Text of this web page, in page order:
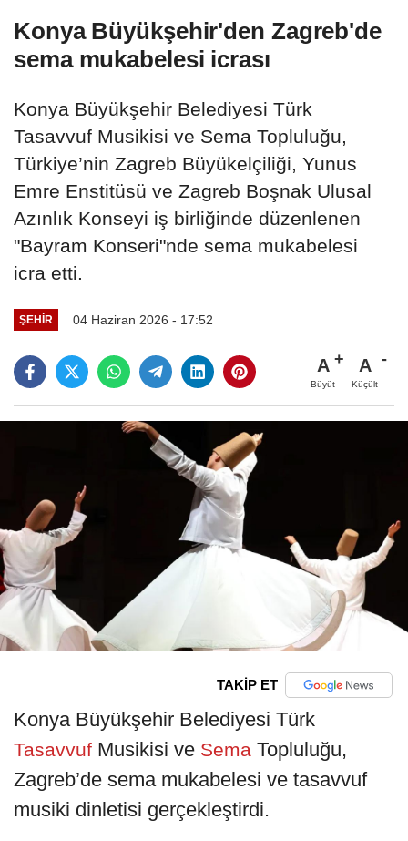
Konya Büyükşehir'den Zagreb'de
sema mukabelesi icrası
Konya Büyükşehir Belediyesi Türk
Tasavvuf Musikisi ve Sema Topluluğu,
Türkiye’nin Zagreb Büyükelçiliği, Yunus
Emre Enstitüsü ve Zagreb Boşnak Ulusal
Azınlık Konseyi iş birliğinde düzenlenen
"Bayram Konseri"nde sema mukabelesi
icra etti.
ŞEHIR 04 Haziran 2026 - 17:52
A
Büyüt
A
Küçült
TAKİP ET
Konya Büyükşehir Belediyesi Türk
Tasavvuf Musikisi ve Sema Topluluğu,
Zagreb’de sema mukabelesi ve tasavvuf
musiki dinletisi gerçekleştirdi.